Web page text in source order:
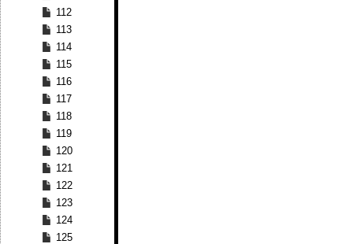
112
113
114
115
116
117
118
119
120
121
122
123
124
125